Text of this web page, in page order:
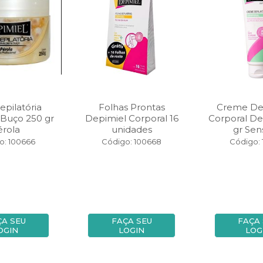
250 gr
100666
SEU
Folhas Prontas
Depimiel Corporal 16
unidades
Código: 100668
FAÇA SEU
LOGIN
Creme
Corporal
gr
Código:
FAÇA